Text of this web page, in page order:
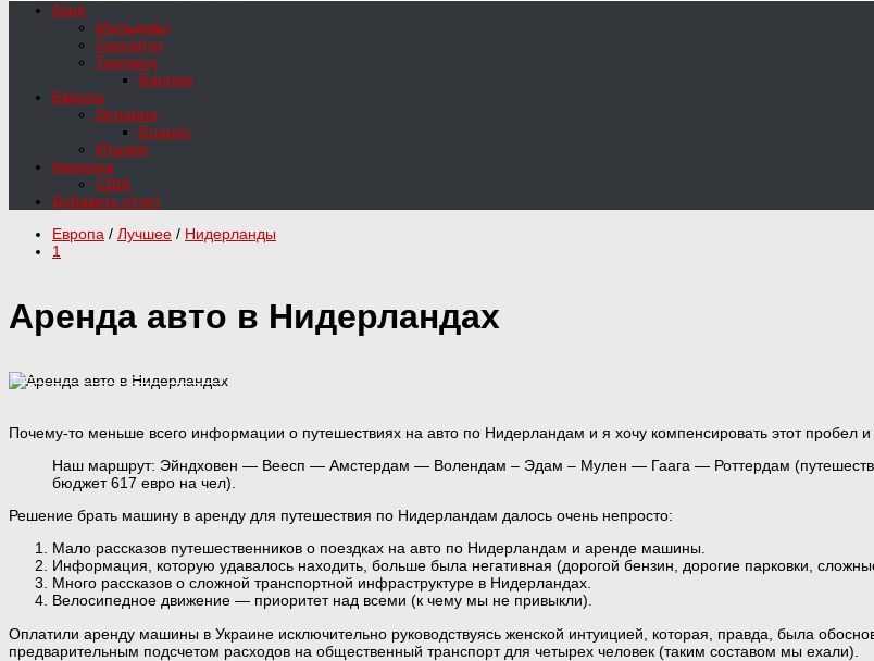
Азия
Мальдивы
Сингапур
Таиланд
Бангкок
Европа
Испания
Бланес
Италия
Америка
США
Добавить отчет
Европа / Лучшее / Нидерланды
1
Аренда авто в Нидерландах
Почему-то меньше всего информации о путешествиях на авто по Нидерландам и я хочу компенсировать этот пробел и
Наш маршрут: Эйндховен — Веесп — Амстердам — Волендам – Эдам – Мулен — Гаага — Роттердам
бюджет 617 евро на чел).
Решение брать машину в аренду для путешествия по Нидерландам далось очень непросто:
Мало рассказов путешественников о поездках на авто по Нидерландам и аренде машины.
Информация, которую удавалось находить, больше была негативная (дорогой бензин, дорогие парковки,
Много рассказов о сложной транспортной инфраструктуре в Нидерландах.
Велосипедное движение — приоритет над всеми (к чему мы не привыкли).
Оплатили аренду машины в Украине исключительно руководствуясь женской интуицией, которая, правда, была
предварительным подсчетом расходов на общественный транспорт для четырех человек (таким составом мы ехали).